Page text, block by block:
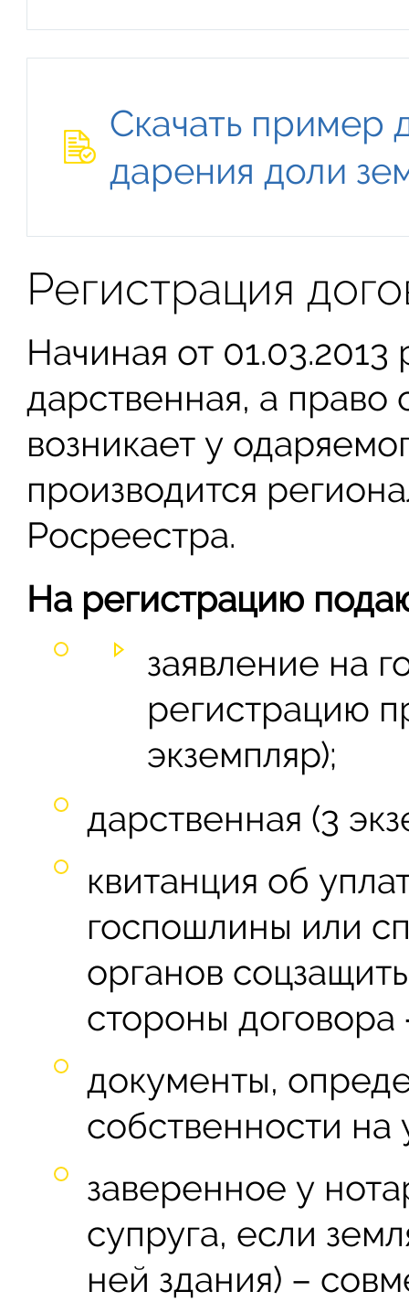
Скачать пример
дарения доли
Регистрация
Начиная от
дарственная, а право
возникает у
производится
Росреестра.
На регистрацию
заявление на
регистрацию
экземпляр);
дарственная (3
квитанция об
госпошлины или
органов
стороны
документы,
собственности на
заверенное у
супруга, если
ней здания) –